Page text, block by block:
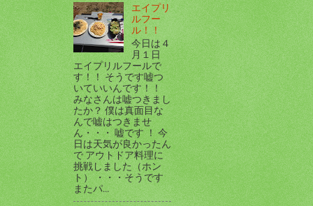
エイプリ
ルフー
ル！！
今日は４
月１日
エイプリルフールで
す！！ そうです嘘つ
いていいんです！！
みなさんは嘘つきまし
たか？ 僕は真面目な
んで嘘はつきませ
ん・・・ 嘘です ！ 今
日は天気が良かったん
で アウトドア料理に
挑戦しました（ホン
ト） ・・・そうです
またパ...